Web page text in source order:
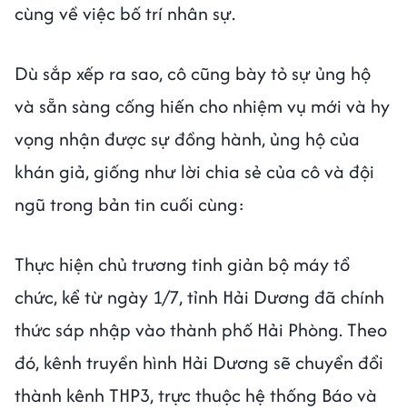
cùng về việc bố trí nhân sự.
Dù sắp xếp ra sao, cô cũng bày tỏ sự ủng hộ
và sẵn sàng cống hiến cho nhiệm vụ mới và hy
vọng nhận được sự đồng hành, ủng hộ của
khán giả, giống như lời chia sẻ của cô và đội
ngũ trong bản tin cuối cùng:
Thực hiện chủ trương tinh giản bộ máy tổ
chức, kể từ ngày 1/7, tỉnh Hải Dương đã chính
thức sáp nhập vào thành phố Hải Phòng. Theo
đó, kênh truyền hình Hải Dương sẽ chuyển đổi
thành kênh THP3, trực thuộc hệ thống Báo và